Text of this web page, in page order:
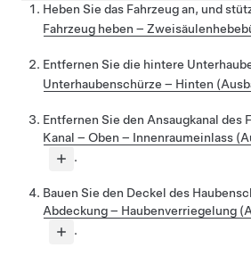
Heben Sie das Fahrzeug an, und
Fahrzeug heben –
Entfernen Sie die hintere
Unterhaubenschürze – Hinten
Entfernen Sie den Ansaugkanal des
Kanal – Oben – Innenraumeinlass
.
Bauen Sie den Deckel des
Abdeckung – Haubenverriegelung
.